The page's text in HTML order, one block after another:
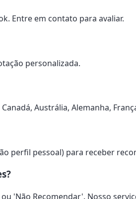
Entre em contato para avaliar.
personalizada.
Austrália, Alemanha,
perfil pessoal) para receber
'Não Recomendar'. Nosso